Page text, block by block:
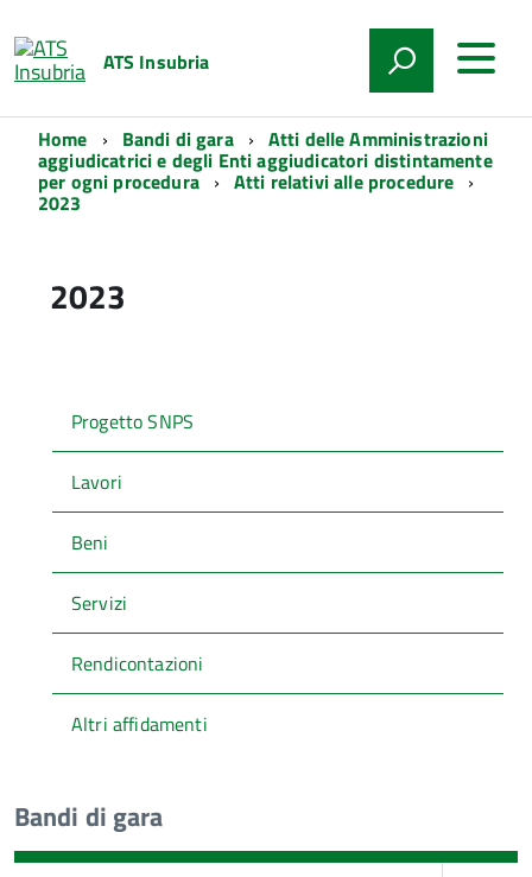
ATS Insubria
Home Bandi di gara Atti delle Amministrazioni
aggiudicatrici e degli Enti aggiudicatori distintamente
per ogni procedura Atti relativi alle procedure
2023
2023
Progetto SNPS
Lavori
Beni
Servizi
Rendicontazioni
Altri affidamenti
Bandi di gara